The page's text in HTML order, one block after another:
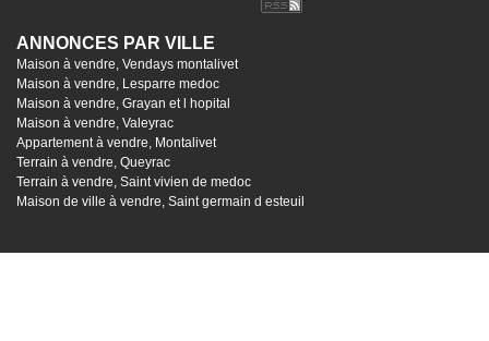
ANNONCES PAR VILLE
Maison à vendre, Vendays montalivet
Maison à vendre, Lesparre medoc
Maison à vendre, Grayan et l hopital
Maison à vendre, Valeyrac
Appartement à vendre, Montalivet
Terrain à vendre, Queyrac
Terrain à vendre, Saint vivien de medoc
Maison de ville à vendre, Saint germain d esteuil